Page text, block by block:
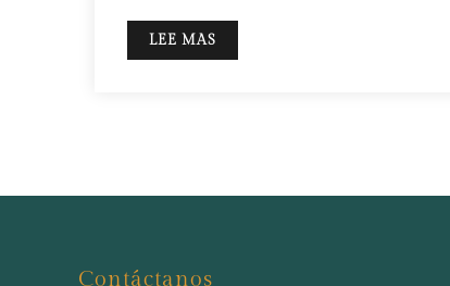
LEE MAS
Contáctanos